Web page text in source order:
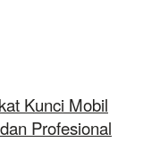
Kunci Mobil
Profesional